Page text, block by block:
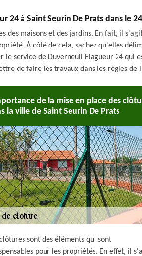
24 à Saint Seurin De Prats dans le
des maisons et des jardins. En fait, il
À côté de cela, sachez qu'elles
le service de Duverneuil Elagueur 24 qui
de faire les travaux dans les règles de
de la mise en place des
la ville de Saint Seurin De Prats
clôtures sont des éléments qui sont
pour les propriétés. En effet, il